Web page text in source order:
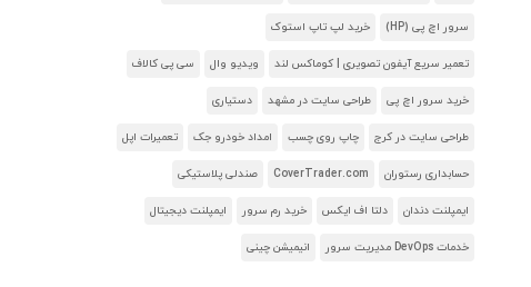
سرور اچ پی (HP) خرید لپ تاپ استوک
تعمیر سریع آیفون تصویری | کوماکس لند ویدیو وال سی پی کالاف
خرید سرور اچ پی طراحی سایت در مشهد دستیاری
طراحی سایت در کرج چاپ روی چسب امداد خودرو جک تعمیرات اپل
حسابداری رستوران CoverTrader.com صندلی پلاستیکی
ایمپلنت دندان دلتا اف ایکس خرید رم سرور ایمپلنت دیجیتال
خدمات DevOps مدیریت سرور انیمیشن چینی